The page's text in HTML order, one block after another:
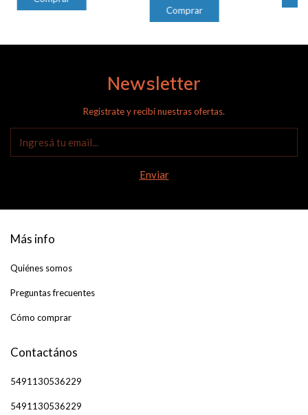
Newsletter
Registrate y recibí nuestras ofertas.
Más info
Quiénes somos
Preguntas frecuentes
Cómo comprar
Contactános
5491130536229
5491130536229